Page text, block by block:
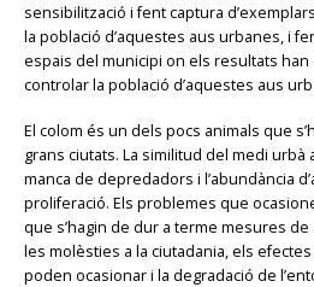
sensibilització i fent captura
la població d’aquestes aus urbanes, i
espais del municipi on els resultats
controlar la població d’aquestes aus
El colom és un dels pocs animals que
grans ciutats. La similitud del medi urbà
manca de depredadors i l’abundància
proliferació. Els problemes que
que s’hagin de dur a terme mesures
les molèsties a la ciutadania, els
poden ocasionar i la degradació de